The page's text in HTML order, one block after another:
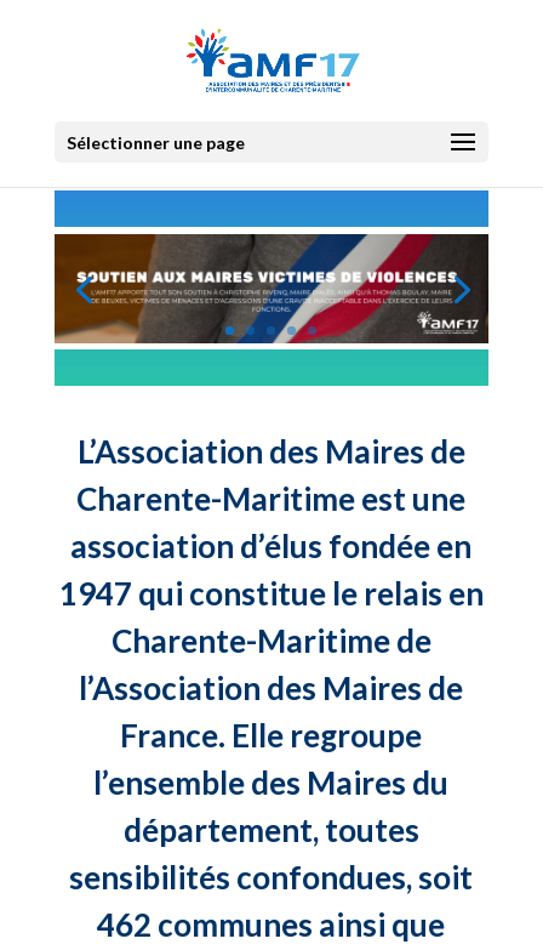
Sélectionner une page
L’Association des Maires de
Charente-Maritime est une
association d’élus fondée en
1947 qui constitue le relais en
Charente-Maritime de
l’Association des Maires de
France. Elle regroupe
l’ensemble des Maires du
département, toutes
sensibilités confondues, soit
462 communes ainsi que